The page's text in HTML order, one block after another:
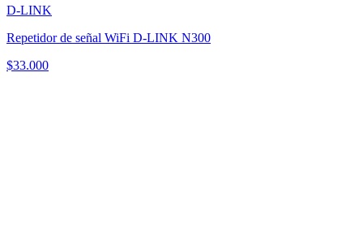
D-LINK
Repetidor de señal WiFi D-LINK N300
$33.000